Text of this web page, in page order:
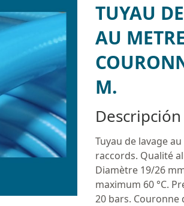
TUYAU
AU METRE
M.
Descripción
Tuyau de lavage
raccords. Qualité
Diamètre 19/26
maximum 60 °C.
20 bars. Couronne